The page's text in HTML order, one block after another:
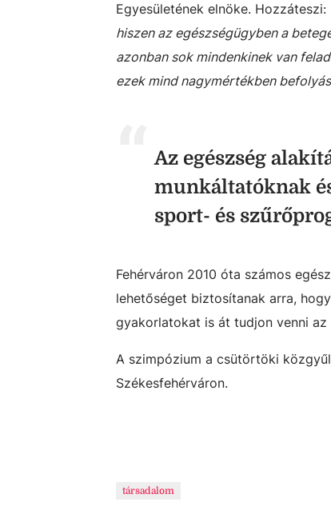
Egyesületének elnöke. Hozzáteszi:
hiszen az egészségügyben a
azonban sok mindenkinek van
ezek mind nagymértékben
Az egészség
munkáltatóknak
sport- és
Fehérváron 2010 óta számos
lehetőséget biztosítanak arra,
gyakorlatokat is át tudjon venni az
A szimpózium a csütörtöki
Székesfehérváron.
társadalom